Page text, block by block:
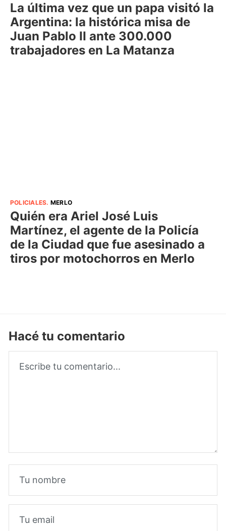
La última vez que un papa visitó la
Argentina: la histórica misa de
Juan Pablo II ante 300.000
trabajadores en La Matanza
POLICIALES. MERLO
Quién era Ariel José Luis
Martínez, el agente de la Policía
de la Ciudad que fue asesinado a
tiros por motochorros en Merlo
Hacé tu comentario